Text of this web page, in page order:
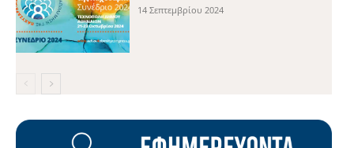
14 Σεπτεμβρίου 2024